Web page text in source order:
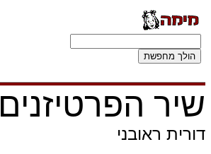
שיר הפרטיזנים
דורית ראובני